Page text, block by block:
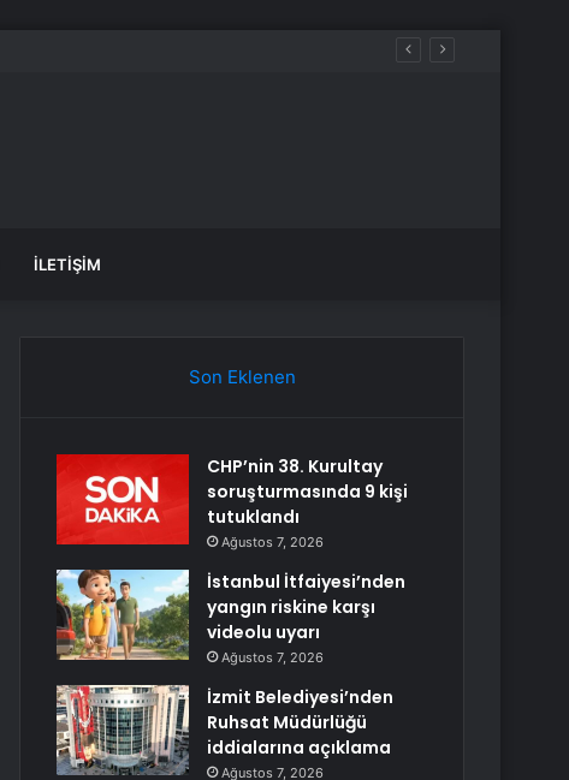
İLETIŞIM
Son Eklenen
CHP’nin 38. Kurultay
soruşturmasında 9 kişi
tutuklandı
Ağustos 7, 2026
İstanbul İtfaiyesi’nden
yangın riskine karşı
videolu uyarı
Ağustos 7, 2026
İzmit Belediyesi’nden
Ruhsat Müdürlüğü
iddialarına açıklama
Ağustos 7, 2026